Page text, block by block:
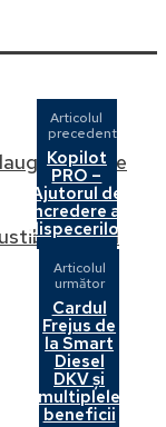
vehicule
la nivel
Articolul
precedent
Kopilot
PRO –
Ajutorul de
încredere al
dispecerilor
Articolul
următor
Cardul
Frejus de
la Smart
Diesel
DKV și
multiplele
beneficii